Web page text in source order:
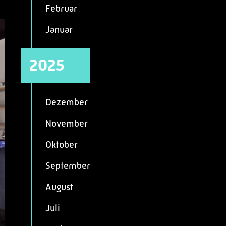
Februar
Januar
2025
Dezember
November
Oktober
September
August
Juli